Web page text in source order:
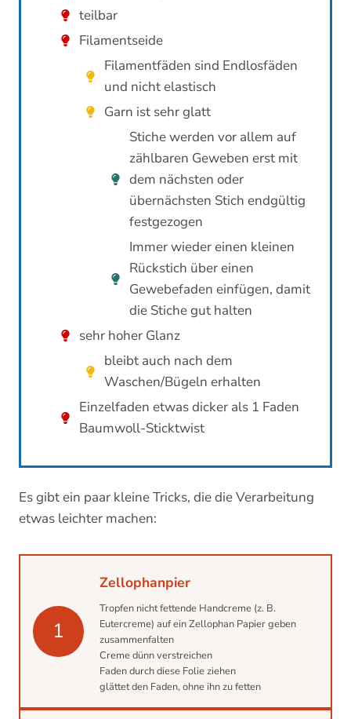
teilbar
Filamentseide
Filamentfäden sind Endlosfäden
und nicht elastisch
Garn ist sehr glatt
Stiche werden vor allem auf
zählbaren Geweben erst mit
dem nächsten oder
übernächsten Stich endgültig
festgezogen
Immer wieder einen kleinen
Rückstich über einen
Gewebefaden einfügen, damit
die Stiche gut halten
sehr hoher Glanz
bleibt auch nach dem
Waschen/Bügeln erhalten
Einzelfaden etwas dicker als 1 Faden
Baumwoll-Sticktwist
Es gibt ein paar kleine Tricks, die die Verarbeitung
etwas leichter machen:
1
Zellophanpier
Tropfen nicht fettende Handcreme (z. B.
Eutercreme) auf ein Zellophan Papier geben
zusammenfalten
Creme dünn verstreichen
Faden durch diese Folie ziehen
glättet den Faden, ohne ihn zu fetten